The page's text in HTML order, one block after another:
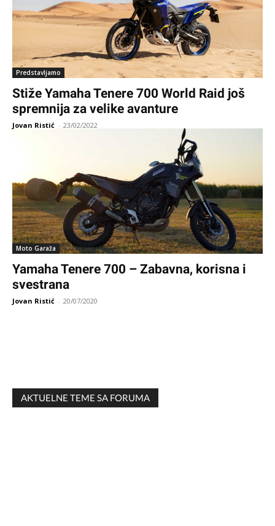
Predstavljamo
Stiže Yamaha Tenere 700 World Raid još
spremnija za velike avanture
Jovan Ristić - 23/02/2022
Moto Garaža
Yamaha Tenere 700 – Zabavna, korisna i
svestrana
Jovan Ristić - 20/07/2020
AKTUELNE TEME SA FORUMA